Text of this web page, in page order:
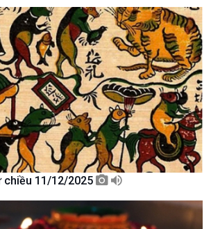
Thế giới
Tin thế giới
chiều 11/12/2025